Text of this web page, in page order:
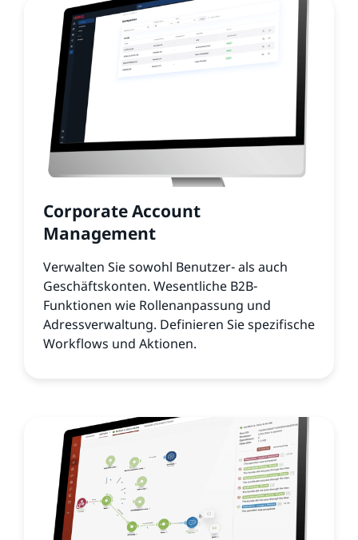
Corporate Account
Management
Verwalten Sie sowohl Benutzer- als auch
Geschäftskonten. Wesentliche B2B-
Funktionen wie Rollenanpassung und
Adressverwaltung. Definieren Sie spezifische
Workflows und Aktionen.